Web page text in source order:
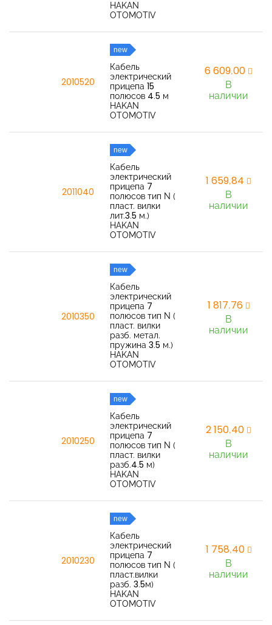
HAKAN
OTOMOTIV
2010520
new
Кабель
электрический
прицепа 15
полюсов 4.5 м
HAKAN
OTOMOTIV
6 609,00
В
наличии
2011040
new
Кабель
электрический
прицепа 7
полюсов тип N (
пласт. вилки
лит.3.5 м.)
HAKAN
OTOMOTIV
1 659,84
В
наличии
2010350
new
Кабель
электрический
прицепа 7
полюсов тип N (
пласт. вилки
разб. метал.
пружина 3.5 м.)
HAKAN
OTOMOTIV
1 817,76
В
наличии
2010250
new
Кабель
электрический
прицепа 7
полюсов тип N (
пласт. вилки
разб.4.5 м)
HAKAN
OTOMOTIV
2 150,40
В
наличии
2010230
new
Кабель
электрический
прицепа 7
полюсов тип N (
пласт.вилки
разб. 3.5м)
HAKAN
OTOMOTIV
1 758,40
В
наличии